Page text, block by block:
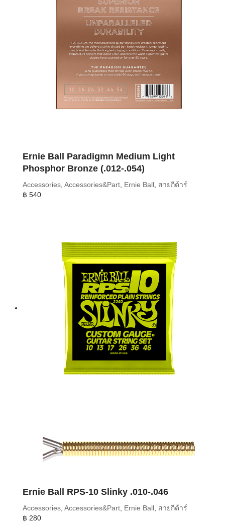
Ernie Ball Paradigmn Medium Light
Phosphor Bronze (.012-.054)
Accessories, Accessories&Part, Ernie Ball, สายกีต้าร์
฿ 540
Ernie Ball RPS-10 Slinky .010-.046
Accessories, Accessories&Part, Ernie Ball, สายกีต้าร์
฿ 280